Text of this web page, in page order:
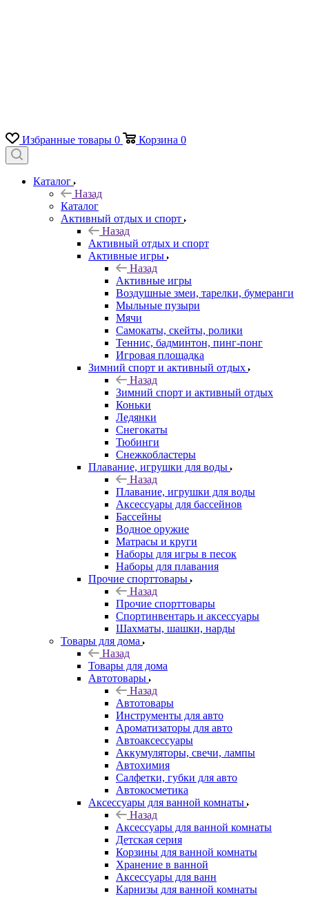
Избранные товары 0 Корзина 0
Каталог
Назад
Каталог
Активный отдых и спорт
Назад
Активный отдых и спорт
Активные игры
Назад
Активные игры
Воздушные змеи, тарелки, бумеранги
Мыльные пузыри
Мячи
Самокаты, скейты, ролики
Теннис, бадминтон, пинг-понг
Игровая площадка
Зимний спорт и активный отдых
Назад
Зимний спорт и активный отдых
Коньки
Ледянки
Снегокаты
Тюбинги
Снежкобластеры
Плавание, игрушки для воды
Назад
Плавание, игрушки для воды
Аксессуары для бассейнов
Бассейны
Водное оружие
Матрасы и круги
Наборы для игры в песок
Наборы для плавания
Прочие спорттовары
Назад
Прочие спорттовары
Спортинвентарь и аксессуары
Шахматы, шашки, нарды
Товары для дома
Назад
Товары для дома
Автотовары
Назад
Автотовары
Инструменты для авто
Ароматизаторы для авто
Автоаксессуары
Аккумуляторы, свечи, лампы
Автохимия
Салфетки, губки для авто
Автокосметика
Аксессуары для ванной комнаты
Назад
Аксессуары для ванной комнаты
Детская серия
Корзины для ванной комнаты
Хранение в ванной
Аксессуары для ванн
Карнизы для ванной комнаты